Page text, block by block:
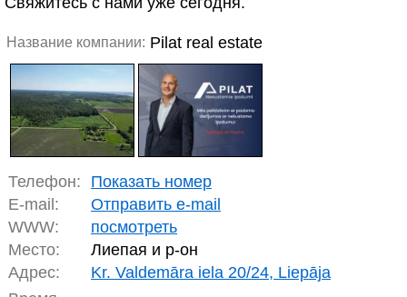
Название компании: Pilat real estate
Телефон:
Показать номер
E-mail:
Отправить e-mail
WWW:
посмотреть
Место:
Лиепая и р-он
Адрес:
Kr. Valdemāra iela 20/24, Liepāja